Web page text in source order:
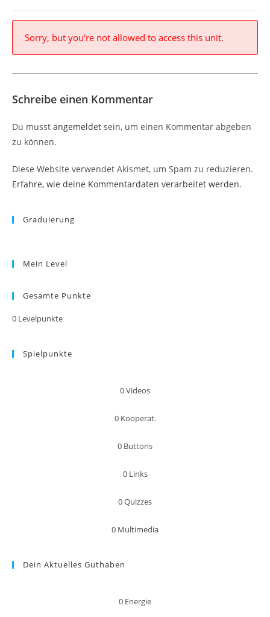
Sorry, but you're not allowed to access this unit.
Schreibe einen Kommentar
Du musst angemeldet sein, um einen Kommentar abgeben
zu können.
Diese Website verwendet Akismet, um Spam zu reduzieren.
Erfahre, wie deine Kommentardaten verarbeitet werden.
Graduierung
Mein Level
Gesamte Punkte
0 Levelpunkte
Spielpunkte
0Videos
0 Kooperat.
0 Buttons
0 Links
0Quizzes
0 Multimedia
Dein Aktuelles Guthaben
0 Energie